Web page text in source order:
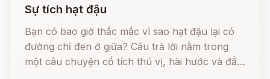
Sự tích hạt đậu
Bạn có bao giờ thắc mắc vì sao hạt đậu lại có
đường chỉ đen ở giữa? Câu trả lời nằm trong
một câu chuyện cổ tích thú vị, hài hước và đầy